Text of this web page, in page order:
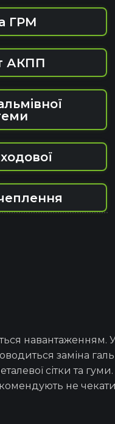
ГРМ
АКПП
навантаженням.
заміна
сітки та
не